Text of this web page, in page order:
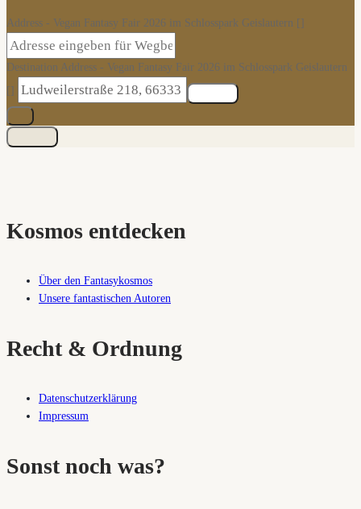
Address - Vegan Fantasy Fair 2026 im Schlosspark Geislautern []
Destination Address - Vegan Fantasy Fair 2026 im Schlosspark Geislautern
[]
Kosmos entdecken
Über den Fantasykosmos
Unsere fantastischen Autoren
Recht & Ordnung
Datenschutzerklärung
Impressum
Sonst noch was?